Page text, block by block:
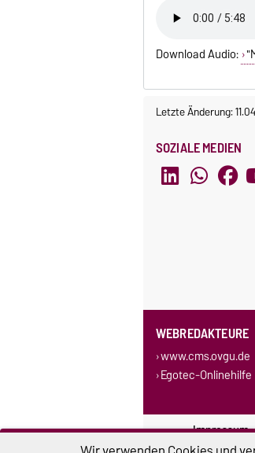
Download Audio:
Letzte Änderung:
SOZIALE MEDIEN
WEBREDAKTEURE
www.cms.ovgu.de
Egotec-Onlinehilfe
Impressum